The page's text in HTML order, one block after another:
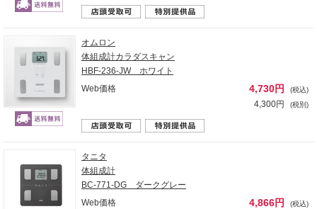
オムロン
体組成計カラダスキャン
HBF-236-JW ホワイト
Web価格
4,730円 (税込)
4,300円 (税別)
タニタ
体組成計
BC-771-DG ダークグレー
Web価格
4,866円 (税込)